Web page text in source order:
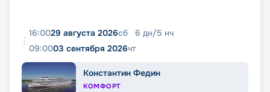
16:0029 августа 2026сб 6 дн/5 нч
09:0003 сентября 2026чт
Константин Федин
КОМФОРТ